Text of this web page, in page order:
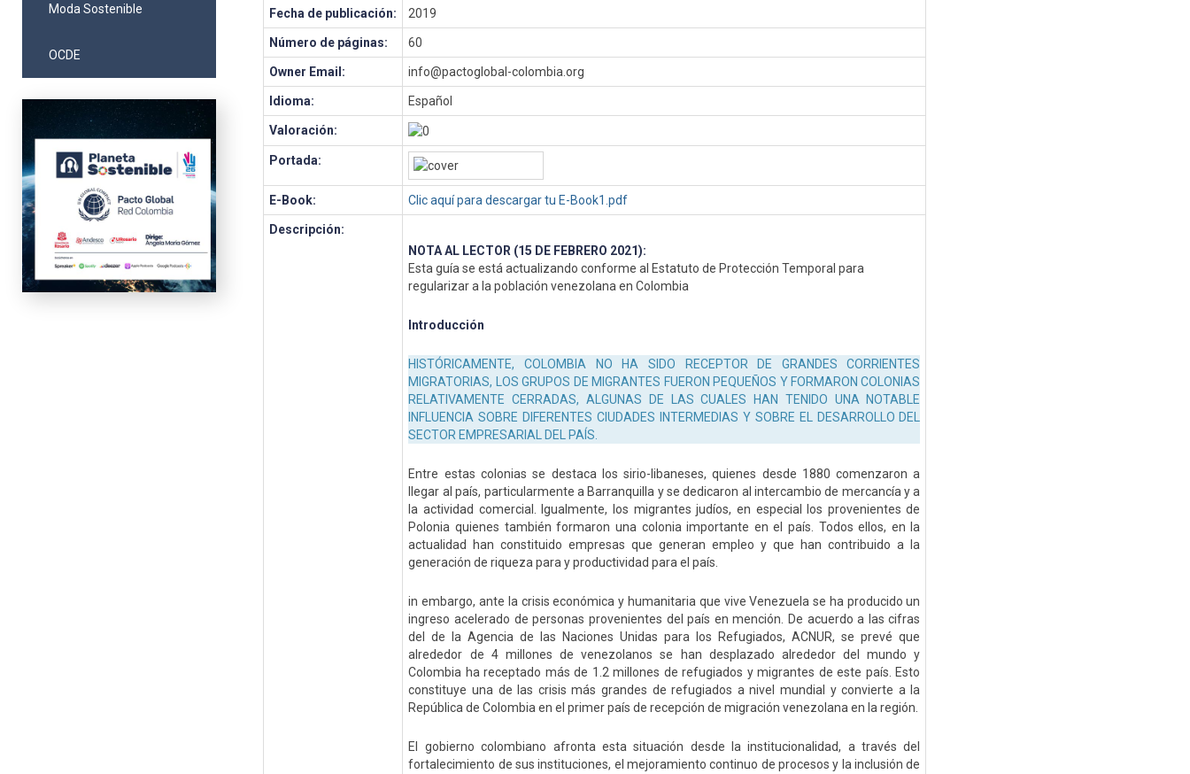
Moda Sostenible
OCDE
Fecha de publicación: 2019
Número de páginas: 60
Owner Email: info@pactoglobal-colombia.org
Idioma: Español
Valoración:
Portada:
E-Book: Clic aquí para descargar tu E-Book1.pdf
Descripción:
NOTA AL LECTOR (15 DE FEBRERO 2021):
Esta guía se está actualizando conforme al Estatuto de Protección Temporal para
regularizar a la población venezolana en Colombia
Introducción
HISTÓRICAMENTE, COLOMBIA NO HA SIDO RECEPTOR DE GRANDES CORRIENTES
MIGRATORIAS, LOS GRUPOS DE MIGRANTES FUERON PEQUEÑOS Y FORMARON COLONIAS
RELATIVAMENTE CERRADAS, ALGUNAS DE LAS CUALES HAN TENIDO UNA NOTABLE
INFLUENCIA SOBRE DIFERENTES CIUDADES INTERMEDIAS Y SOBRE EL DESARROLLO DEL
SECTOR EMPRESARIAL DEL PAÍS.
Entre estas colonias se destaca los sirio-libaneses, quienes desde 1880 comenzaron a
llegar al país, particularmente a Barranquilla y se dedicaron al intercambio de mercancía y a
la actividad comercial. Igualmente, los migrantes judíos, en especial los provenientes de
Polonia quienes también formaron una colonia importante en el país. Todos ellos, en la
actualidad han constituido empresas que generan empleo y que han contribuido a la
generación de riqueza para y productividad para el país.
in embargo, ante la crisis económica y humanitaria que vive Venezuela se ha producido un
ingreso acelerado de personas provenientes del país en mención. De acuerdo a las cifras
del de la Agencia de las Naciones Unidas para los Refugiados, ACNUR, se prevé que
alrededor de 4 millones de venezolanos se han desplazado alrededor del mundo y
Colombia ha receptado más de 1.2 millones de refugiados y migrantes de este país. Esto
constituye una de las crisis más grandes de refugiados a nivel mundial y convierte a la
República de Colombia en el primer país de recepción de migración venezolana en la región.
El gobierno colombiano afronta esta situación desde la institucionalidad, a través del
fortalecimiento de sus instituciones, el mejoramiento continuo de procesos y la inclusión de